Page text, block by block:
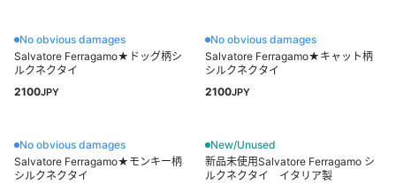
No obvious damages
Salvatore Ferragamo★ドッグ柄シ
ルクネクタイ
2100JPY
No obvious damages
Salvatore Ferragamo★キャット柄
シルクネクタイ
2100JPY
No obvious damages
Salvatore Ferragamo★モンキー柄
シルクネクタイ
New/Unused
新品未使用Salvatore Ferragamo シ
ルクネクタイ イタリア製